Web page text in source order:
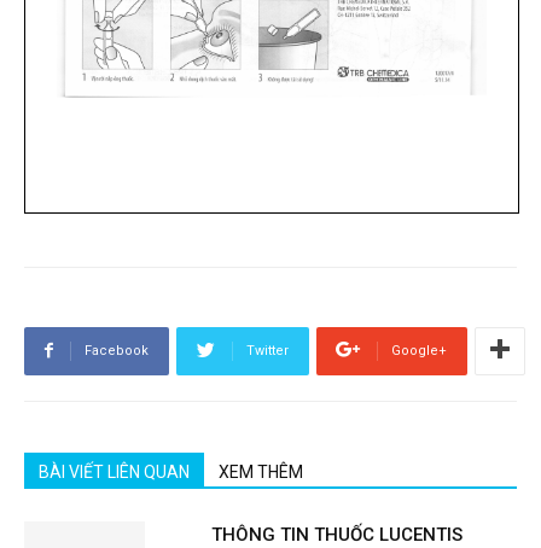
Facebook Twitter Google+
BÀI VIẾT LIÊN QUAN XEM THÊM
THÔNG TIN THUỐC LUCENTIS